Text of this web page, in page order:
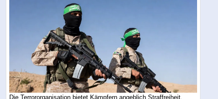
Die Terrororganisation bietet Kämpfern angeblich Straffreiheit,